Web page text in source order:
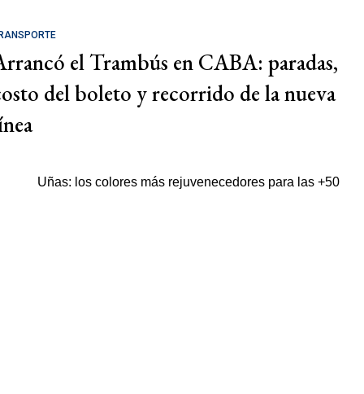
el Trambús en CABA: paradas,
del boleto y recorrido de la nueva